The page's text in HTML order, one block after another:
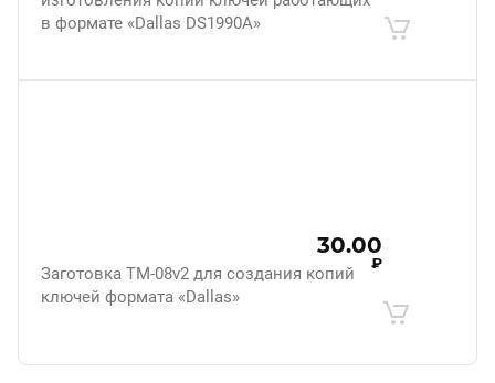
в формате «Dallas DS1990A»
Заготовка ТМ-08v2 для создания копий
ключей формата «Dallas»
30.00
₽